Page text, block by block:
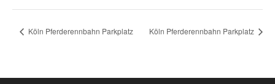
Köln Pferderennbahn Parkplatz Köln Pferderennbahn Parkplatz